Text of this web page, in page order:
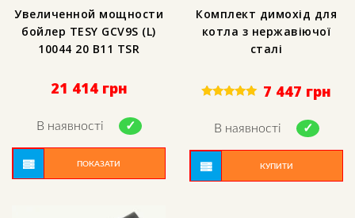
Увеличенной мощности
бойлер TESY GCV9S (L)
10044 20 B11 TSR
21 414 грн
В наявності
ПОКАЗАТИ
Комплект димохід для
котла з нержавіючої
сталі
out of 5
7 447 грн
В наявності
КУПИТИ